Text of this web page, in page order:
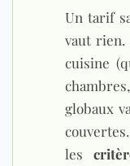
Un tarif
vaut rien.
cuisine
globaux
les